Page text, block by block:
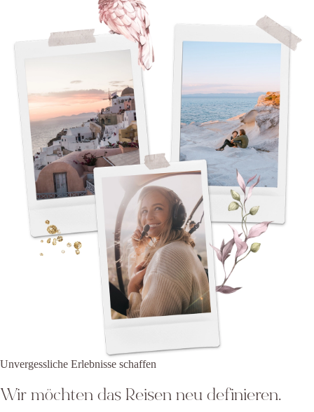
Unvergessliche Erlebnisse schaffen
Wir möchten das Reisen neu definieren.